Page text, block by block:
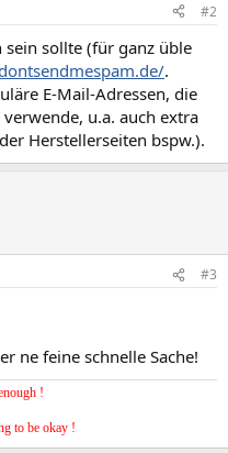
#2
sollte (für ganz üble
.
E-Mail-Adressen, die
u.a. auch extra
Herstellerseiten bspw.).
#3
ne feine schnelle Sache!
!
to be okay !